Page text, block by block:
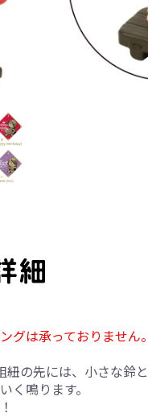
は承っておりません。
の先には、小さな鈴
鳴ります。